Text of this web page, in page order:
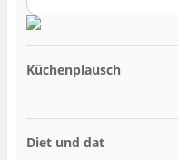
Küchenplausch
Diet und dat